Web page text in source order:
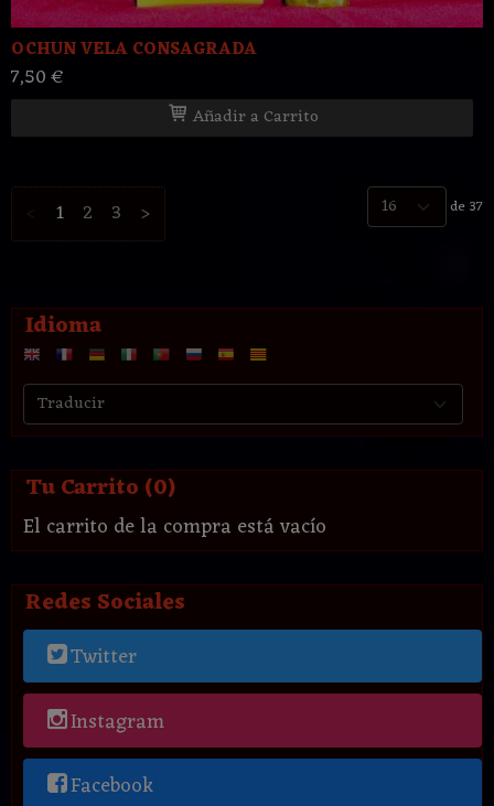
Idioma
Tu Carrito (0)
El carrito de la compra está vacío
Redes Sociales
Twitter
Instagram
Facebook
OCHUN VELA CONSAGRADA
7,50 €
Añadir a Carrito
1 2 3 > de 37